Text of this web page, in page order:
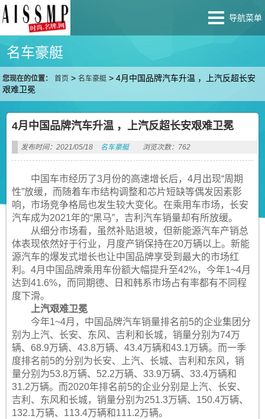
导航菜单
名车豪艇
您现在的位置： 首页 >名车豪艇 >4月中国品牌汽车升温 ，上汽反超长安
艰难卫冕
4月中国品牌汽车升温 ，上汽反超长安艰难卫冕
发布时间：2021/05/18 名车豪艇 浏览次数：762
中国车市经历了3月份的高速增长后，4月出现“周期
性”放缓，而随着车市结构调整和芯片短缺等偶发因素影
响，市场竞争格局也发生较大变化。在乘用车市场，长安
汽车成为2021年的“黑马”，吉利汽车销量却有所放缓。
从细分市场看，虽然补贴退坡，但新能源汽车产销总
体表现依然好于行业，月度产销保持在20万辆以上。新能
源汽车的爆发式增长也让中国品牌享受到最大的市场红
利。4月中国品牌乘用车份额大幅提升至42%，今年1~4月
达到41.6%，而同期德、日和韩系市场占有率都有不同程
度下滑。
上汽艰难卫冕
今年1~4月，中国品牌汽车销量排名前5的企业集团分
别为上汽、长安、东风、吉利和长城，销量分别为74万
辆、68.9万辆、43.8万辆、43.4万辆和43.1万辆。而一季
度排名前5的分别为长安、上汽、长城、吉利和东风，销
量分别为53.8万辆、52.2万辆、33.9万辆、33.4万辆和
31.2万辆。而2020年排名前5的企业分别是上汽、长安、
吉利、东风和长城，销量分别为251.3万辆、150.4万辆、
132.1万辆、113.4万辆和111.2万辆。